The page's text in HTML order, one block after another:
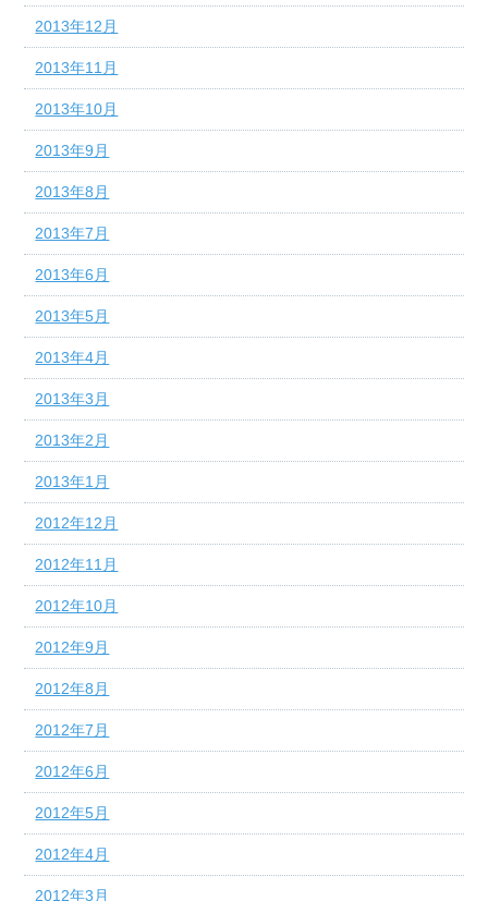
2013年12月
2013年11月
2013年10月
2013年9月
2013年8月
2013年7月
2013年6月
2013年5月
2013年4月
2013年3月
2013年2月
2013年1月
2012年12月
2012年11月
2012年10月
2012年9月
2012年8月
2012年7月
2012年6月
2012年5月
2012年4月
2012年3月